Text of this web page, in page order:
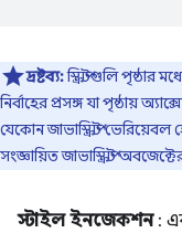
দ্রষ্টব্য:স্ক্রিপ্টগুলি পৃষ্ঠার
নির্বাহের প্রসঙ্গ যা পৃষ্ঠায়
যেকোন জাভাস্ক্রিপ্ট ভেরিয়েবল
সংজ্ঞায়িত জাভাস্ক্রিপ্ট
স্টাইল ইনজেকশন: